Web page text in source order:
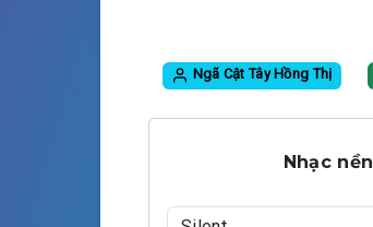
Ngã Cật Tây Hồng Thị
Nhạc nền